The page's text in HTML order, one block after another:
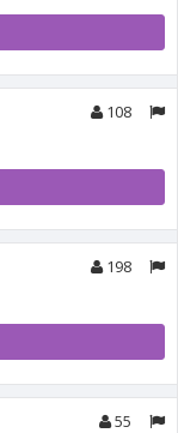
108
198
55